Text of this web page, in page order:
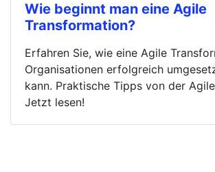
Wie beginnt man eine Agile
Transformation?
Erfahren Sie, wie eine Agile
Organisationen erfolgreich
kann. Praktische Tipps von der
Jetzt lesen!